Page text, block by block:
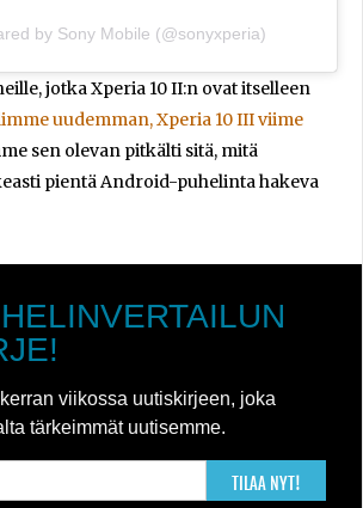
by Sony Mobile (@sonyxperia)
jotka Xperia 10 II:n ovat itselleen
uudemman, Xperia 10 III viime
sen olevan pitkälti sitä, mitä
pientä Android-puhelinta hakeva
viikossa uutiskirjeen, joka
tärkeimmät uutisemme.
TILAA NYT!